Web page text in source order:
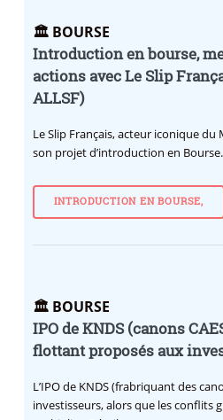
🏛️ BOURSE
Introduction en bourse,
actions avec Le Slip
ALLSF)
Le Slip Français, acteur iconique du
son projet d’introduction en Bourse.
INTRODUCTION EN BOURSE,
🏛️ BOURSE
IPO de KNDS (canons
flottant proposés aux
L’IPO de KNDS (frabriquant des
investisseurs, alors que les conflits